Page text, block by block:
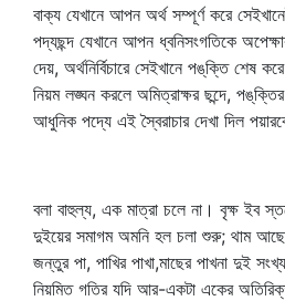
বাক্য যেখানে আপন অর্থ সম্পূর্ণ করে
পদ্যছন্দ যেখানে আপন ধ্বনিসংগতিকে
দেয়, অর্থনির্বিচারে সেইখানে পঙ্‌ক্তি শেষ
নিয়ম লঙ্ঘন করলে অমিত্রাক্ষর ছন্দে,
আধুনিক পদ্যে এই স্বৈরাচার দেখা দিল
বলা বাহুল্য, এক মাত্রা চলে না। বৃক্ষ ইব
দুইয়ের সমাগম অমনি হল চলা শুরু; থাম আছে
জন্তুর পা, পাখির পাখা,মাছের পাখনা দুই
নিয়মিত গতির যদি আর-একটা একের